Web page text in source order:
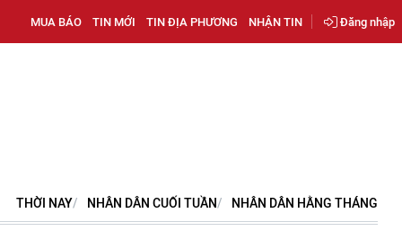
MUA BÁO TIN MỚI TIN ĐỊA PHƯƠNG NHẬN TIN Đăng nhập
THỜI NAY NHÂN DÂN CUỐI TUẦN NHÂN DÂN HẰNG THÁNG